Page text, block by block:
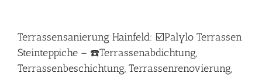
Terrassensanierung Hainfeld: ☑️Palylo Terrassen
Steinteppiche – ☎️Terrassenabdichtung,
Terrassenbeschichtung, Terrassenrenovierung,